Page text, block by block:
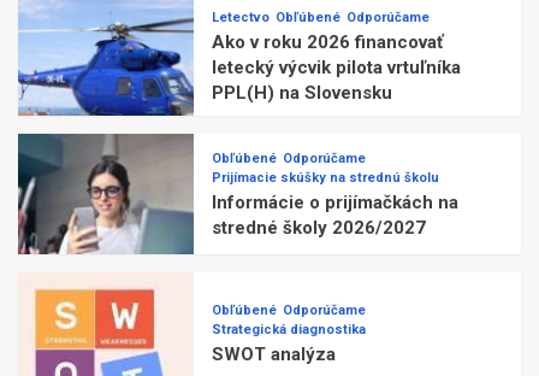
Letectvo Obľúbené Odporúčame
Ako v roku 2026 financovať
letecký výcvik pilota vrtuľníka
PPL(H) na Slovensku
Obľúbené Odporúčame
Prijímacie skúšky na strednú školu
Informácie o prijímačkách na
stredné školy 2026/2027
Obľúbené Odporúčame
Strategická diagnostika
SWOT analýza